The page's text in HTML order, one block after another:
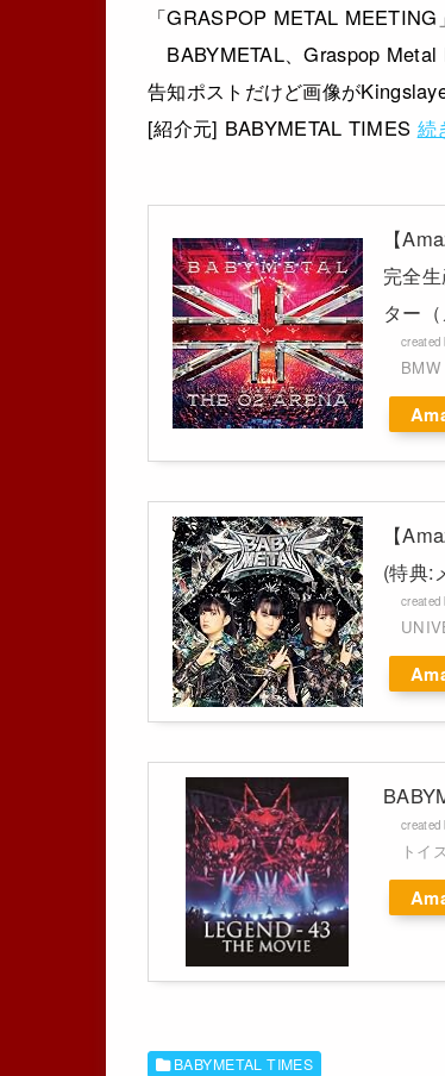
「GRASPOP METAL
BABYMETAL、Graspop
告知ポストだけど画像が
[紹介元] BABYMETAL TIMES 続
【
完全
ター
created
【
(特典:
created
created
トイ
BABYMETAL TIMES